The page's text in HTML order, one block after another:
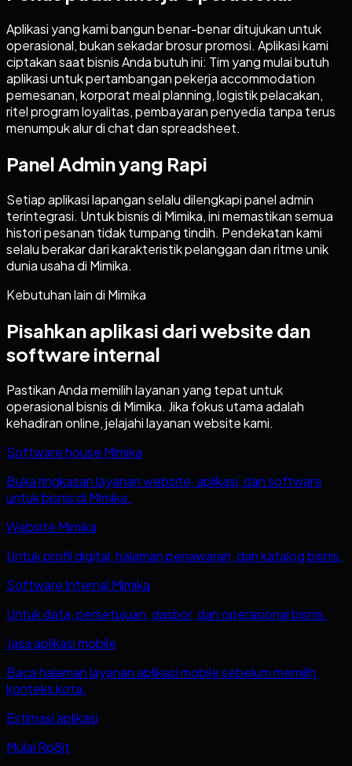
Aplikasi yang kami bangun benar-benar ditujukan untuk
operasional, bukan sekadar brosur promosi. Aplikasi kami
ciptakan saat bisnis Anda butuh ini: Tim yang mulai butuh
aplikasi untuk pertambangan pekerja accommodation
pemesanan, korporat meal planning, logistik pelacakan,
ritel program loyalitas, pembayaran penyedia tanpa terus
menumpuk alur di chat dan spreadsheet.
Panel Admin yang Rapi
Setiap aplikasi lapangan selalu dilengkapi panel admin
terintegrasi. Untuk bisnis di Mimika, ini memastikan semua
histori pesanan tidak tumpang tindih. Pendekatan kami
selalu berakar dari karakteristik pelanggan dan ritme unik
dunia usaha di Mimika.
Kebutuhan lain di Mimika
Pisahkan aplikasi dari website dan
software internal
Pastikan Anda memilih layanan yang tepat untuk
operasional bisnis di Mimika. Jika fokus utama adalah
kehadiran online, jelajahi layanan website kami.
Software house Mimika
Buka ringkasan layanan website, aplikasi, dan software
untuk bisnis di Mimika.
Website Mimika
Untuk profil digital, halaman penawaran, dan katalog bisnis.
Software Internal Mimika
Untuk data, persetujuan, dasbor, dan operasional bisnis.
Jasa aplikasi mobile
Baca halaman layanan aplikasi mobile sebelum memilih
konteks kota.
Estimasi aplikasi
Mulai Rp8jt